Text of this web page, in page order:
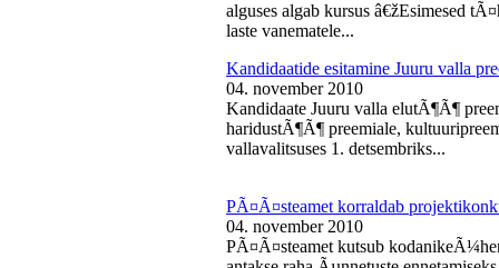
alguses algab kursus â€žEsimesed
laste vanematele...
Kandidaatide esitamine Juuru valla
04. november 2010
Kandidaate Juuru valla elutÃ¶Ã¶
haridustÃ¶Ã¶ preemiale,
vallavalitsuses 1. detsembriks...
PÃ¤Ã¤steamet korraldab
04. november 2010
PÃ¤Ã¤steamet kutsub